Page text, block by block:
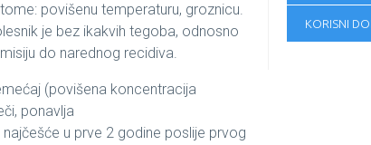
povišenu temperaturu, groznicu.
je bez ikakvih tegoba, odnosno
do narednog recidiva.
(povišena koncentracija
ponavlja
u prve 2 godine poslije prvog
KORISNI